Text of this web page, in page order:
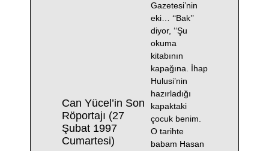
Can Yücel’in Son
Röportajı (27
Şubat 1997
Cumartesi)
Gazetesi’nin
eki… ‘‘Bak’’
diyor, ‘‘Şu
okuma
kitabının
kapağına. İhap
Hulusi’nin
hazırladığı
kapaktaki
çocuk benim.
O tarihte
babam Hasan